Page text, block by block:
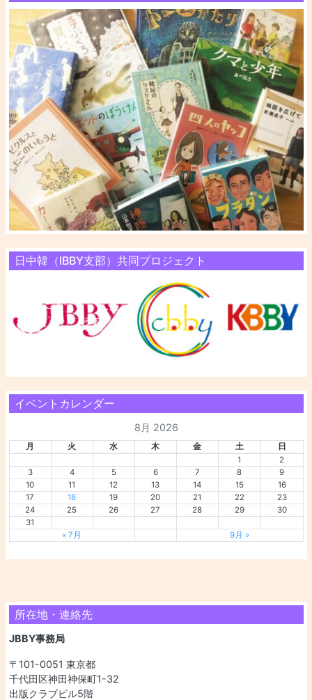
日中韓（IBBY支部）共同プロジェクト
イベントカレンダー
8月 2026
月 火 水 木 金 土
日
1
2
3
4 5 6 7 8
9
10
11 12 13 14 15
16
17
18 19 20 21 22
23
24
25 26 27 28 29
30
31
« 7月
9月 »
所在地・連絡先
JBBY事務局
〒101-0051 東京都
千代田区神田神保町1-32
出版クラブビル5階